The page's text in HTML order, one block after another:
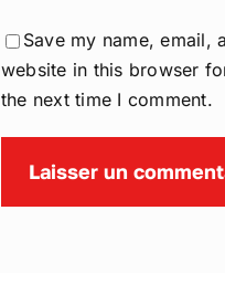
Save my name, email,
website in this browser
the next time I comment.